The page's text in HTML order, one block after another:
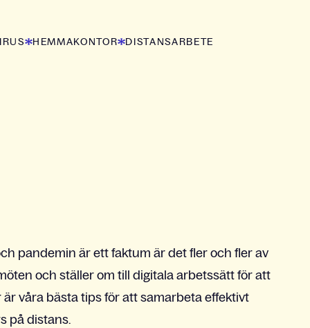
HEMMAKONTOR DISTANSARBETE
pandemin är ett faktum är det fler och fler av
och ställer om till digitala arbetssätt för att
våra bästa tips för att samarbeta effektivt
på distans.